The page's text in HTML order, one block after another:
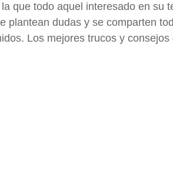
que todo aquel interesado en su
plantean dudas y se comparten
Los mejores trucos y consejos
el plugin de WordPress para tiendas online